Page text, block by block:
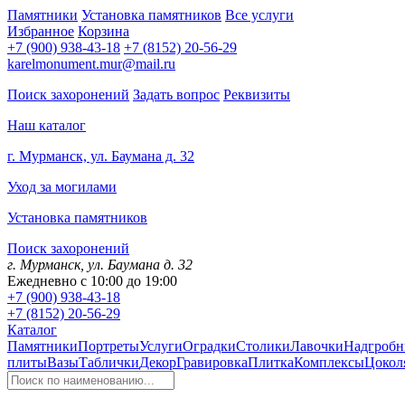
Памятники Установка памятников Все услуги
Избранное Корзина
+7 (900) 938-43-18 +7 (8152) 20-56-29
karelmonument.mur@mail.ru
Поиск захоронений Задать вопрос Реквизиты
Наш каталог
г. Мурманск, ул. Баумана д. 32
Уход за могилами
Установка памятников
Поиск захоронений
г. Мурманск, ул. Баумана д. 32
Ежедневно с 10:00 до 19:00
+7 (900) 938-43-18
+7 (8152) 20-56-29
Каталог
ПамятникиПортретыУслугиОградкиСтоликиЛавочки
плитыВазыТабличкиДекорГравировкаПлиткаКомплексы